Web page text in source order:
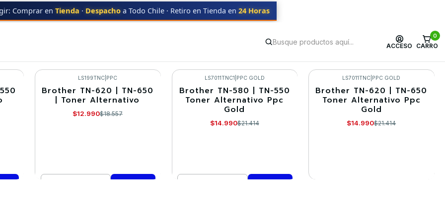
ACCESO
0
CARRO
Comprar en Tienda · Despacho a Todo Chile · Retiro en Tienda en 24 Horas
MFC-8670
MFC-8670
-30%
LS199TNC| PPC
Brother TN-620 | TN-650
| Toner Alternativo
$12.990$18.557
-30%
LS7011TNC1 PPC GOLD
Brother TN-580 | TN-550
Toner Alternativo Ppc
Gold
$14.990$21.414
-30%
LS7011TNC PPC GOLD
Brother TN-620 | TN-650
Toner Alternativo Ppc
Gold
$14.990$21.414